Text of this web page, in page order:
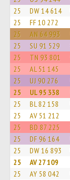
25 DW 14 614
25 FF 10 272
25 AN 64 993
25 SU 91 529
25 TN 93 801
25 AL 51 145
25 UJ 90 276
25 UL 95 338
25 BL 82 158
25 AV 51 212
25 BD 87 225
25 DF 96 164
25 DW 16 893
25 AV 27 109
25 AY 58 042